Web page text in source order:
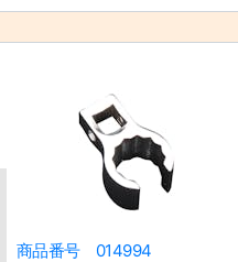
商品番号 014994